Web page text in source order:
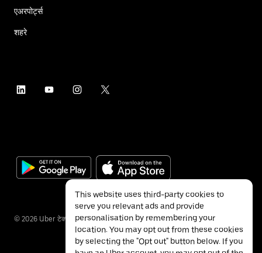
एअरपोर्ट्स
शहरे
© 2026 Uber टेक्नॉलॉजीज इंक.
This website uses third-party cookies to
serve you relevant ads and provide
personalisation by remembering your
location. You may opt out from these cookies
by selecting the "Opt out" button below. If you